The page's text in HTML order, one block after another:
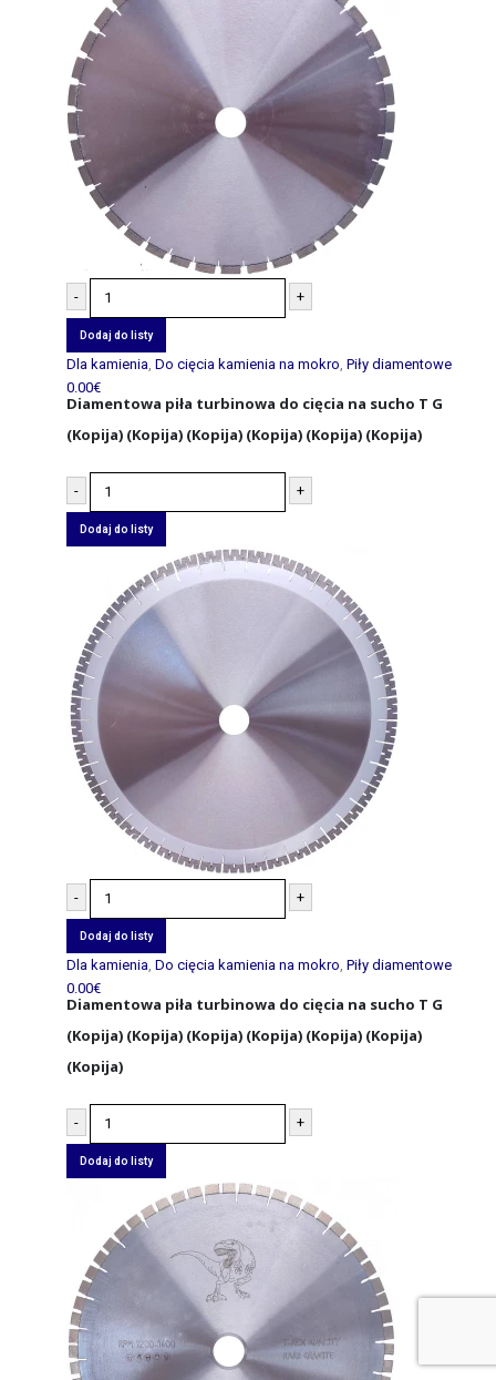
- +
Dodaj do listy
Dla kamienia Do cięcia kamienia na mokro Piły diamentowe
0.00€
Diamentowa piła turbinowa do cięcia na sucho T G
(Kopija) (Kopija) (Kopija) (Kopija) (Kopija) (Kopija)
- +
Dodaj do listy
- +
Dodaj do listy
Dla kamienia Do cięcia kamienia na mokro Piły diamentowe
0.00€
Diamentowa piła turbinowa do cięcia na sucho T G
(Kopija) (Kopija) (Kopija) (Kopija) (Kopija) (Kopija)
(Kopija)
- +
Dodaj do listy